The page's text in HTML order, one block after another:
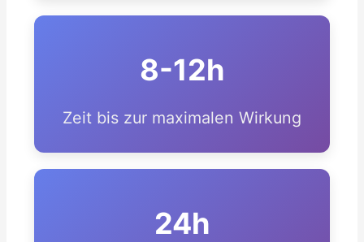
8-12h
Zeit bis zur maximalen Wirkung
24h